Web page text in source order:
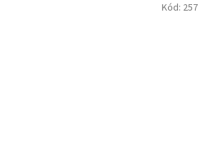
Kód: 257